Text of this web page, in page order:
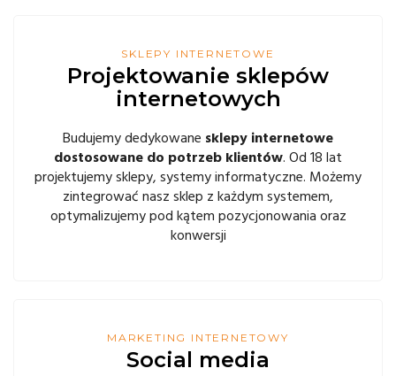
SKLEPY INTERNETOWE
Projektowanie sklepów
internetowych
Budujemy dedykowane sklepy internetowe
dostosowane do potrzeb klientów. Od 18 lat
projektujemy sklepy, systemy informatyczne. Możemy
zintegrować nasz sklep z każdym systemem,
optymalizujemy pod kątem pozycjonowania oraz
konwersji
MARKETING INTERNETOWY
Social media